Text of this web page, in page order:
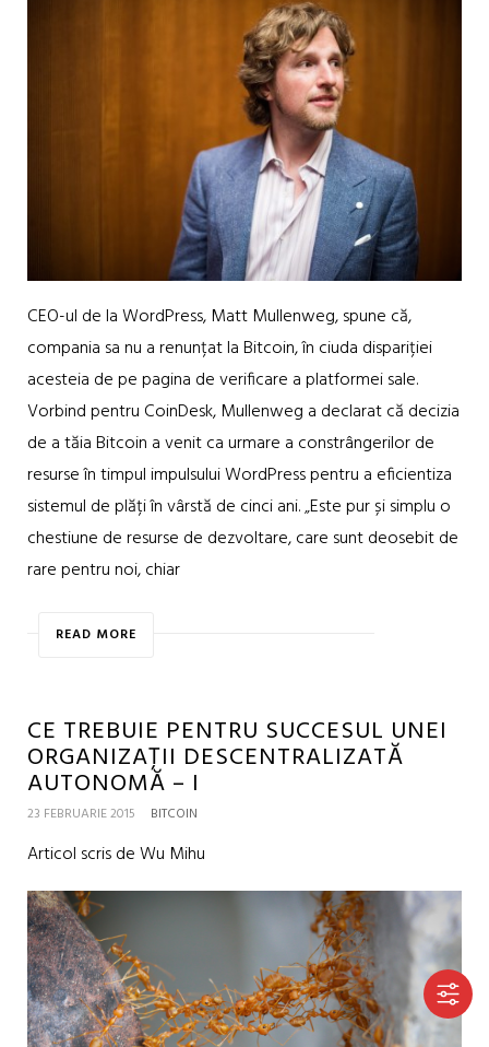
CEO-ul de la WordPress, Matt Mullenweg, spune că,
compania sa nu a renunțat la Bitcoin, în ciuda dispariției
acesteia de pe pagina de verificare a platformei sale.
Vorbind pentru CoinDesk, Mullenweg a declarat că decizia
de a tăia Bitcoin a venit ca urmare a constrângerilor de
resurse în timpul impulsului WordPress pentru a eficientiza
sistemul de plăți în vârstă de cinci ani. „Este pur și simplu o
chestiune de resurse de dezvoltare, care sunt deosebit de
rare pentru noi, chiar
READ MORE
CE TREBUIE PENTRU SUCCESUL UNEI
ORGANIZAȚII DESCENTRALIZATĂ
AUTONOMĂ – I
23 FEBRUARIE 2015 BITCOIN
Articol scris de Wu Mihu